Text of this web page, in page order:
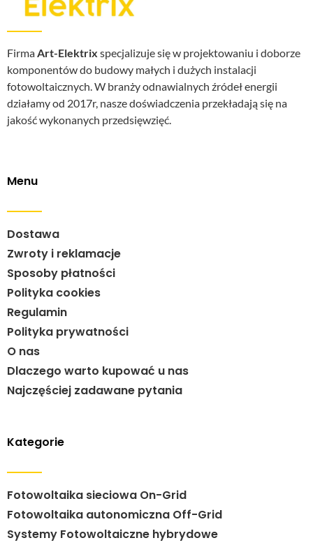
FirmaArt-Elektrix specjalizuje się w projektowaniu i doborze
komponentów do budowy małych i dużych instalacji
fotowoltaicznych. W branży odnawialnych źródeł energii
działamy od 2017r, nasze doświadczenia przekładają się na
jakość wykonanych przedsięwzięć.
Menu
Dostawa
Zwroty i reklamacje
Sposoby płatności
Polityka cookies
Regulamin
Polityka prywatności
O nas
Dlaczego warto kupować u nas
Najczęściej zadawane pytania
Kategorie
Fotowoltaika sieciowa On-Grid
Fotowoltaika autonomiczna Off-Grid
Systemy Fotowoltaiczne hybrydowe